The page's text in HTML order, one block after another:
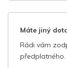
Máte jiný
Rádi vám
předplatného.